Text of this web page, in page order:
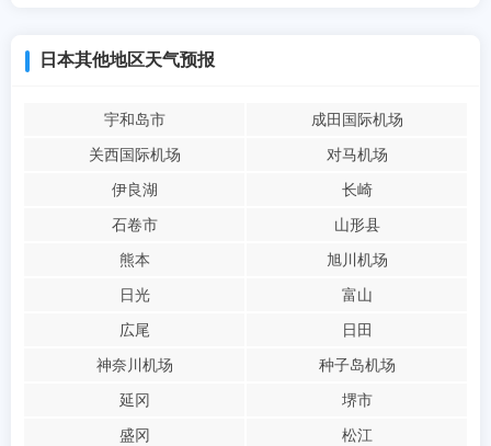
日本其他地区天气预报
宇和岛市
成田国际机场
关西国际机场
对马机场
伊良湖
长崎
石卷市
山形县
熊本
旭川机场
日光
富山
広尾
日田
神奈川机场
种子岛机场
延冈
堺市
盛冈
松江